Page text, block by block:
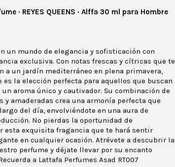
· REYES QUEENS · Alffa 30 ml para Hombre
un mundo de elegancia y sofisticación con
exclusiva. Con notas frescas y cítricas que te
a un jardín mediterráneo en plena primavera,
es la elección perfecta para aquellos que buscan
un aroma único y cautivador. Su combinación de
y amaderadas crea una armonía perfecta que
del día, envolviéndote en una aura de
No pierdas la oportunidad de
esta exquisita fragancia que te hará sentir
en cualquier ocasión. Atrévete a descubrir la
perfume y déjate llevar por su encanto
a Lattafa Perfumes Asad RT007